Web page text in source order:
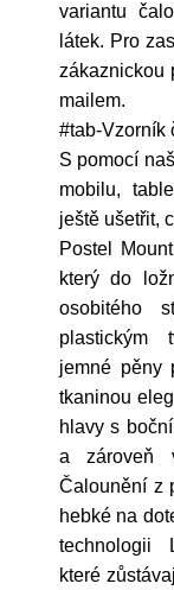
variantu
látek. Pro
zákaznickou
mailem.
#tab-Vzorník
S pomocí
mobilu,
ještě ušetřit,
Postel
který do
osobitého
plastickým
jemné pěny
tkaninou
hlavy s
a zároveň
Čalounění z
hebké na
technologii
které